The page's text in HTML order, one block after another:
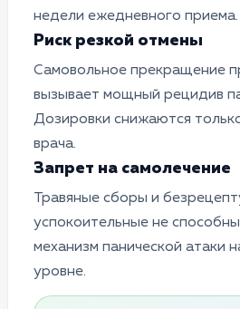
недели ежедневного приема.
Риск резкой отмены
Самовольное прекращение
вызывает мощный рецидив
Дозировки снижаются
врача.
Запрет на самолечение
Травяные сборы и
успокоительные не
механизм панической атаки
уровне.